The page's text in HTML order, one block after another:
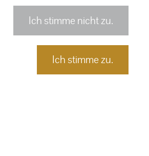
Ich stimme nicht zu.
Ich stimme zu.